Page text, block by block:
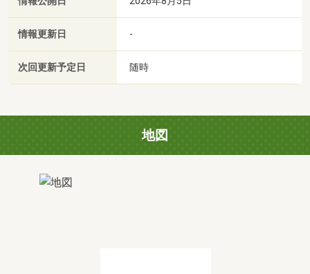
情報更新日 -
次回更新予定日 随時
地図